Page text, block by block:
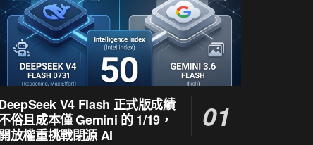
V4 Flash 正式版成績
俗且成本僅 Gemini 的 1/19，
放權重挑戰閉源 AI